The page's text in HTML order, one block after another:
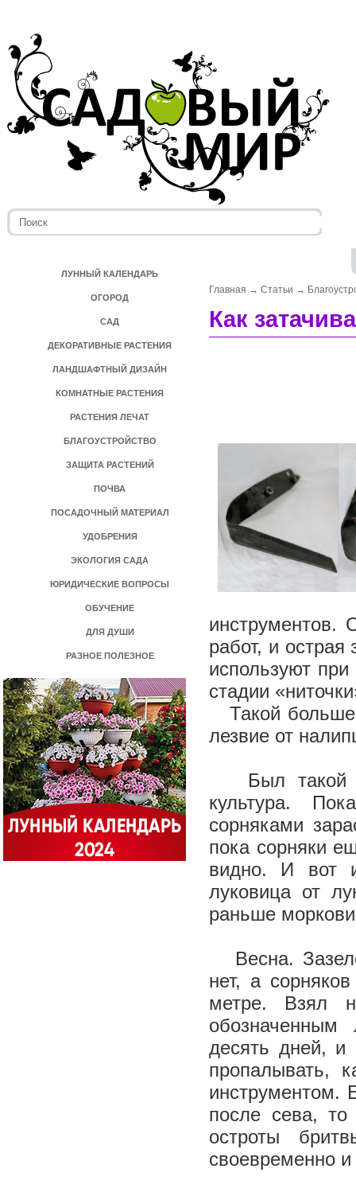
ЛУННЫЙ КАЛЕНДАРЬ
ОГОРОД
САД
ДЕКОРАТИВНЫЕ РАСТЕНИЯ
ЛАНДШАФТНЫЙ ДИЗАЙН
КОМНАТНЫЕ РАСТЕНИЯ
РАСТЕНИЯ ЛЕЧАТ
БЛАГОУСТРОЙСТВО
ЗАЩИТА РАСТЕНИЙ
ПОЧВА
ПОСАДОЧНЫЙ МАТЕРИАЛ
УДОБРЕНИЯ
ЭКОЛОГИЯ САДА
ЮРИДИЧЕСКИЕ ВОПРОСЫ
ОБУЧЕНИЕ
ДЛЯ ДУШИ
РАЗНОЕ ПОЛЕЗНОЕ
Главная → Статьи →
Как
инструментов.
работ, и
используют
стадии
Такой больше
лезвие от
Был такой
культура.
сорняками
пока сорняки
видно. И вот
луковица от
раньше
Весна.
нет, а
метре. Взял
десять дней, и
пропалывать,
инструментом.
после сева, то
остроты
своевременно